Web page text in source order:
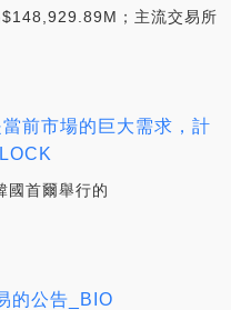
；主流交易所
前市場的巨大需求，計
首爾舉行的
的公告_BIO